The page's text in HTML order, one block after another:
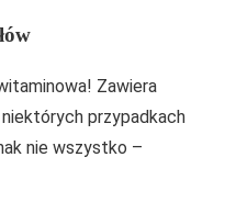
Zawiera
przypadkach
nie wszystko –